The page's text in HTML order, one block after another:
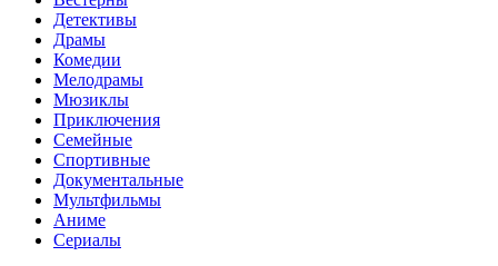
Детективы
Драмы
Комедии
Мелодрамы
Мюзиклы
Приключения
Семейные
Спортивные
Документальные
Мультфильмы
Аниме
Сериалы